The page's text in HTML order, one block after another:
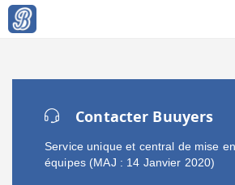
Contacter Buuyers
Service unique et central de mise
équipes (MAJ : 14 Janvier 2020)